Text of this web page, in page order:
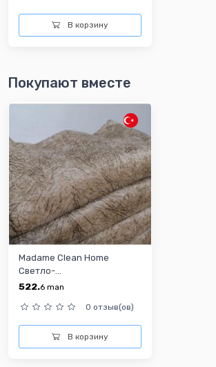
В корзину
Покупают вместе
Madame Clean Home
Светло-...
522.6 man
0 отзыв(ов)
В корзину